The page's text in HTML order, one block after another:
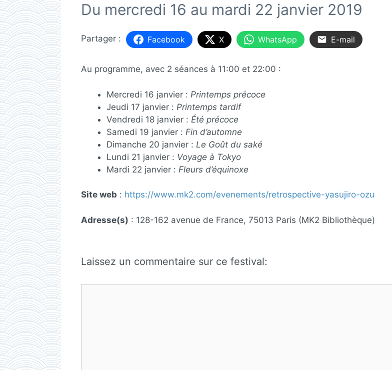
Du mercredi 16 au mardi 22 janvier 2019
Facebook X WhatsApp E-mail
Au programme, avec 2 séances à 11:00 et 22:00 :
Mercredi 16 janvier : Printemps précoce
Jeudi 17 janvier : Printemps tardif
Vendredi 18 janvier : Été précoce
Samedi 19 janvier : Fin d’automne
Dimanche 20 janvier : Le Goût du saké
Lundi 21 janvier : Voyage à Tokyo
Mardi 22 janvier : Fleurs d’équinoxe
Site web : https://www.mk2.com/evenements/retrospective-yasujiro-ozu
Adresse(s) : 128-162 avenue de France, 75013 Paris (MK2 Bibliothèque)
Laissez un commentaire sur ce festival: